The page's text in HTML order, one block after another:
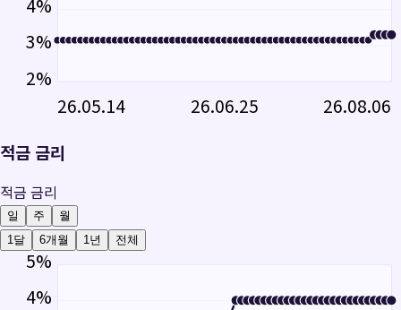
4%
3%
2%
26.05.14
26.06.25 26.08.06
적금 금리
적금 금리
일 주
월
1달
6개월 1년 전체
5%
4%